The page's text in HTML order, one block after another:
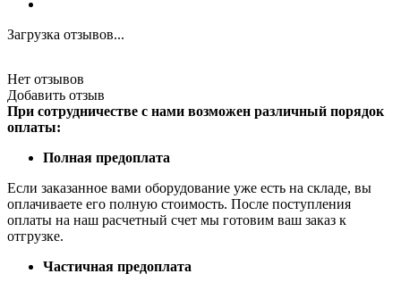
Загрузка отзывов...
Нет отзывов
Добавить отзыв
При сотрудничестве с нами возможен различный порядок
оплаты:
Полная предоплата
Если заказанное вами оборудование уже есть на складе, вы
оплачиваете его полную стоимость. После поступления
оплаты на наш расчетный счет мы готовим ваш заказ к
отгрузке.
Частичная предоплата